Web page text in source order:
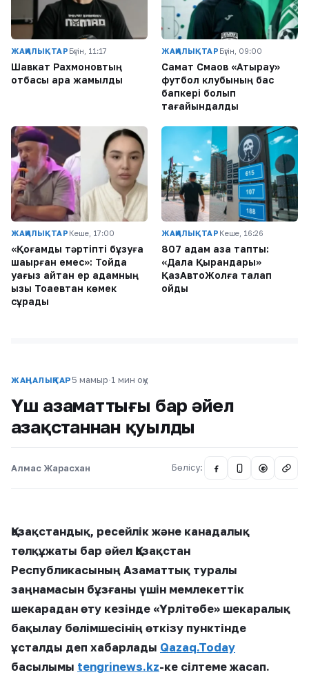
ЖАҢАЛЫҚТАР Бүгін, 11:17
Шавкат Рахмоновтың
отбасы қара жамылды
ЖАҢАЛЫҚТАР Бүгін, 09:00
Самат Смақов «Атырау»
футбол клубының бас
бапкері болып
тағайындалды
ЖАҢАЛЫҚТАР Кеше, 17:00
«Қоғамдық тәртіпті бұзуға
шақырған емес»: Тойда
уағыз айтқан ер адамның
қызы Тоқаевтан көмек
сұрады
ЖАҢАЛЫҚТАР Кеше, 16:26
807 адам қаза тапты:
«Дала Қырандары»
ҚазАвтоЖолға талап
қойды
ЖАҢАЛЫҚТАР 5 мамыр·1 мин оқу
Үш азаматтығы бар әйел
Қазақстаннан қуылды
Алмас Жарасхан Бөлісу: @
Қазақстандық, ресейлік және канадалық
төлқұжаты бар әйел Қазақстан
Республикасының Азаматтық туралы
заңнамасын бұзғаны үшін мемлекеттік
шекарадан өту кезінде «Үрлітөбе» шекаралық
бақылау бөлімшесінің өткізу пунктінде
ұсталды деп хабарлады Qazaq.Today
басылымы tengrinews.kz-ке сілтеме жасап.